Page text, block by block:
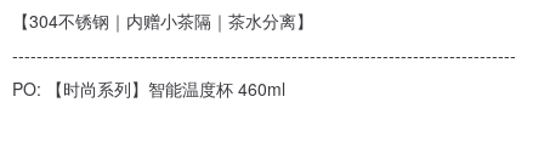
【304不锈钢｜内赠小茶隔｜茶水分离】
-----------------------------------------------------------------------------------
PO: 【时尚系列】智能温度杯 460ml